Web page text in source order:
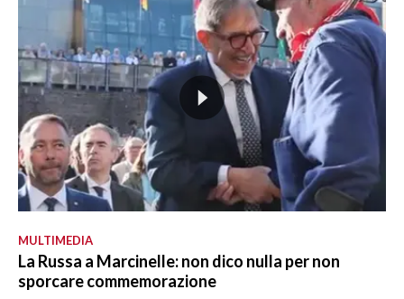
MULTIMEDIA
La Russa a Marcinelle: non dico nulla per non
sporcare commemorazione